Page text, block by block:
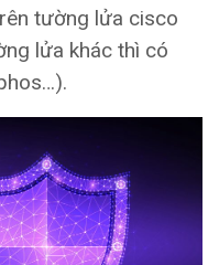
tường lửa cisco
lửa khác thì có